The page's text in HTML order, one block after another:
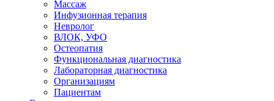
Массаж
Инфузионная терапия
Невролог
ВЛОК, УФО
Остеопатия
Функциональная диагностика
Лабораторная диагностика
Организациям
Пациентам